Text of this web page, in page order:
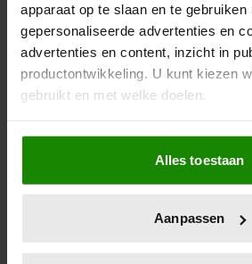
apparaat op te slaan en te gebruiken
gepersonaliseerde advertenties en
advertenties en content, inzicht in
productontwikkeling. U kunt kiezen
gebruikt en met welke doelen.
Als u het toestaat, willen we ook
Informatie verzamelen over uw
die tot een paar meter
op specifieke eigenschappen
Alles toestaan
Aanpassen
Abonneren
Digitaal lezen
Los kopen